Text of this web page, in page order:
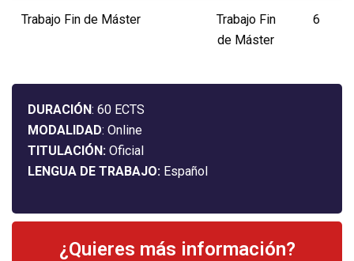
Trabajo Fin de Máster
Trabajo Fin
de Máster
6
DURACIÓN: 60 ECTS
MODALIDAD: Online
TITULACIÓN: Oficial
LENGUA DE TRABAJO: Español
¿Quieres más información?